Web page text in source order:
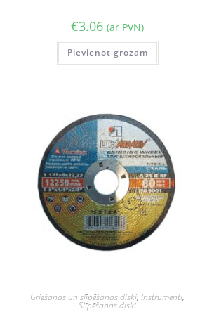
€3.06 (ar PVN)
Pievienot grozam
Griešanas un slīpēšanas diski,Instrumenti,
Slīpēšanas diski